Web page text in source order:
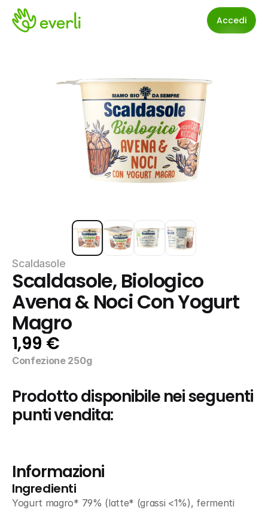
Accedi
Scaldasole
Scaldasole, Biologico
Avena & Noci Con Yogurt
Magro
1,99 €
Confezione 250g
Prodotto disponibile nei seguenti
punti vendita:
Informazioni
Ingredienti
Yogurt magro* 79% (latte* (grassi <1%), fermenti